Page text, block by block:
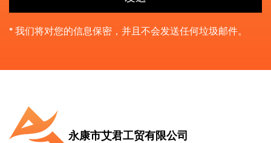
* 我们将对您的信息保密，并且不会发送任何垃圾邮件。
永康市艾君工贸有限公司